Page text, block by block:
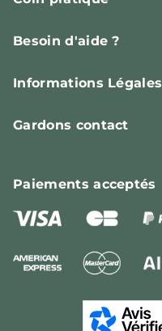
Besoin d'aide ?
Informations Légales
Gardons contact
Paiementsacceptés